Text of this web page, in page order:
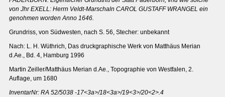
Wissenswert
von Jhr EXELL: Herrn Veldt-Marschaln CAROL GUSTAFF WRANGEL ein
genohmen worden Anno 1646.
Grundriss, von Südwesten, nach S. 56, Stecher: unbekannt
Nach: L. H. Wüthrich, Das druckgraphische Werk von Matthäus Merian
d.Ae., Bd. 4, Hamburg 1996
Martin Zeiller/Matthäus Merian d.Ae., Topographie von Westfalen, 2.
Auflage, um 1680
InventarNr: RA 52/5038 -17<3a>/18<3a>/19<3>/20<2>.4